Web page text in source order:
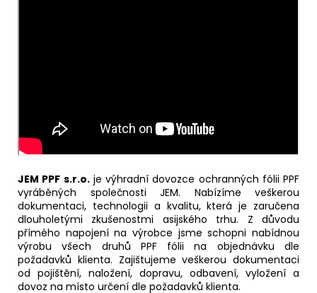
JEM PPF s.r.o.je výhradní dovozce ochranných fólii PPF
vyráběných společnosti JEM. Nabízíme veškerou
dokumentaci, technologii a kvalitu, která je zaručena
dlouholetými zkušenostmi asijského trhu. Z důvodu
přímého napojení na výrobce jsme schopni nabídnou
výrobu všech druhů PPF fólii na objednávku dle
požadavků klienta. Zajištujeme veškerou dokumentaci
od pojištění, naložení, dopravu, odbavení, vyložení a
dovoz na místo určení dle požadavků klienta.